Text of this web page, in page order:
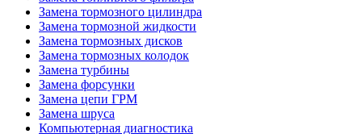
Замена тормозного цилиндра
Замена тормозной жидкости
Замена тормозных дисков
Замена тормозных колодок
Замена турбины
Замена форсунки
Замена цепи ГРМ
Замена шруса
Компьютерная диагностика